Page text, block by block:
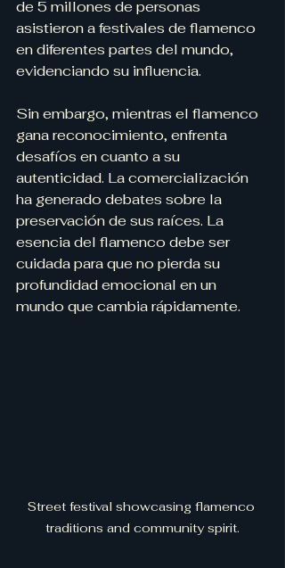
de 5 millones de personas
asistieron a festivales de flamenco
en diferentes partes del mundo,
evidenciando su influencia.
Sin embargo, mientras el flamenco
gana reconocimiento, enfrenta
desafíos en cuanto a su
autenticidad. La comercialización
ha generado debates sobre la
preservación de sus raíces. La
esencia del flamenco debe ser
cuidada para que no pierda su
profundidad emocional en un
mundo que cambia rápidamente.
Street festival showcasing flamenco
traditions and community spirit.